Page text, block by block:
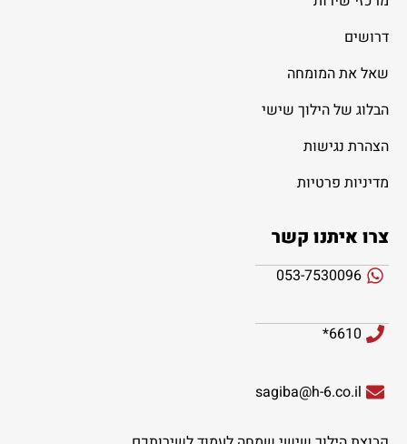
דרושים
שאל את המומחה
הבלוג של הילוך שישי
הצהרת נגישות
מדיניות פרטיות
צרו איתנו קשר
053-7530096
6610*
sagiba@h-6.co.il